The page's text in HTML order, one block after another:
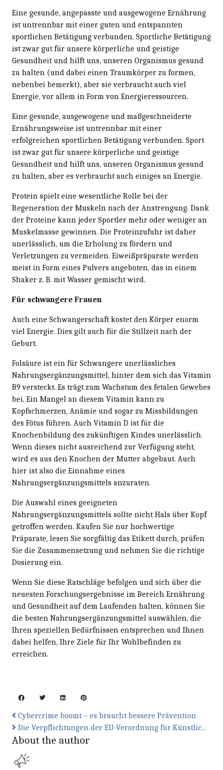
Eine gesunde, angepasste und ausgewogene Ernährung
ist untrennbar mit einer guten und entspannten
sportlichen Betätigung verbunden. Sportliche Betätigung
ist zwar gut für unsere körperliche und geistige
Gesundheit und hilft uns, unseren Organismus gesund
zu halten (und dabei einen Traumkörper zu formen,
nebenbei bemerkt), aber sie verbraucht auch viel
Energie, vor allem in Form von Energieressourcen.
Eine gesunde, ausgewogene und maßgeschneiderte
Ernährungsweise ist untrennbar mit einer
erfolgreichen sportlichen Betätigung verbunden. Sport
ist zwar gut für unsere körperliche und geistige
Gesundheit und hilft uns, unseren Organismus gesund
zu halten, aber es verbraucht auch einiges an Energie.
Protein spielt eine wesentliche Rolle bei der
Regeneration der Muskeln nach der Anstrengung. Dank
der Proteine kann jeder Sportler mehr oder weniger an
Muskelmasse gewinnen. Die Proteinzufuhr ist daher
unerlässlich, um die Erholung zu fördern und
Verletzungen zu vermeiden. Eiweißpräparate werden
meist in Form eines Pulvers angeboten, das in einem
Shaker z. B. mit Wasser gemischt wird.
Für schwangere Frauen
Auch eine Schwangerschaft kostet den Körper enorm
viel Energie. Dies gilt auch für die Stillzeit nach der
Geburt.
Folsäure ist ein für Schwangere unerlässliches
Nahrungsergänzungsmittel, hinter dem sich das Vitamin
B9 versteckt. Es trägt zum Wachstum des fetalen Gewebes
bei. Ein Mangel an diesem Vitamin kann zu
Kopfschmerzen, Anämie und sogar zu Missbildungen
des Fötus führen. Auch Vitamin D ist für die
Knochenbildung des zukünftigen Kindes unerlässlich.
Wenn dieses nicht ausreichend zur Verfügung steht,
wird es aus den Knochen der Mutter abgebaut. Auch
hier ist also die Einnahme eines
Nahrungsergänzungsmittels anzuraten.
Die Auswahl eines geeigneten
Nahrungsergänzungsmittels sollte nicht Hals über Kopf
getroffen werden. Kaufen Sie nur hochwertige
Präparate, lesen Sie sorgfältig das Etikett durch, prüfen
Sie die Zusammensetzung und nehmen Sie die richtige
Dosierung ein.
Wenn Sie diese Ratschläge befolgen und sich über die
neuesten Forschungsergebnisse im Bereich Ernährung
und Gesundheit auf dem Laufenden halten, können Sie
die besten Nahrungsergänzungsmittel auswählen, die
Ihren speziellen Bedürfnissen entsprechen und Ihnen
dabei helfen, Ihre Ziele für Ihr Wohlbefinden zu
erreichen.
Cybercrime boomt – es braucht bessere Prävention
Die Verpflichtungen der EU-Verordnung für Künstlic...
About the author